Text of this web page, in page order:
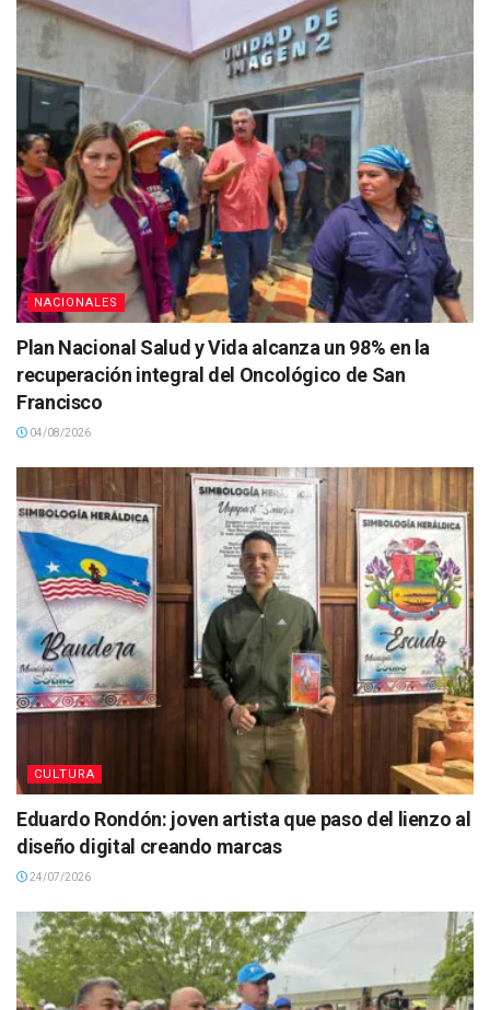
NACIONALES
Plan Nacional Salud y Vida alcanza un 98% en la
recuperación integral del Oncológico de San
Francisco
04/08/2026
CULTURA
Eduardo Rondón: joven artista que paso del lienzo al
diseño digital creando marcas
24/07/2026